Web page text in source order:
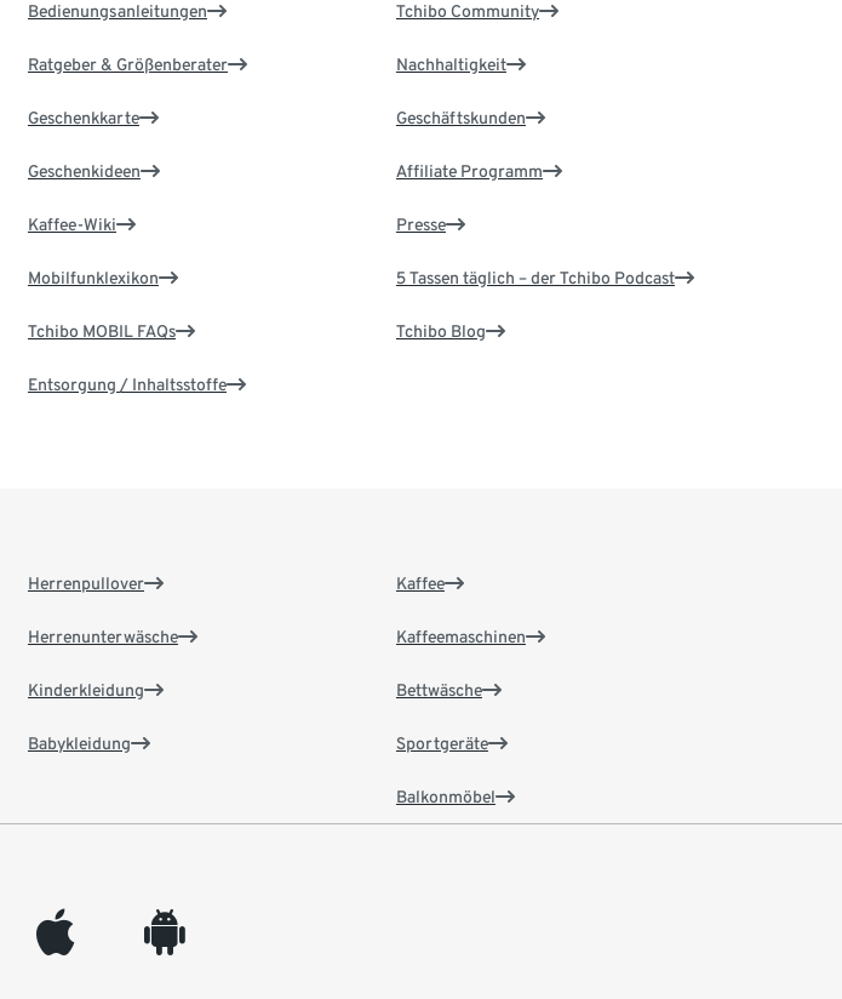
Bedienungsanleitungen
Ratgeber & Größenberater
Geschenkkarte
Geschenkideen
Kaffee-Wiki
Mobilfunklexikon
Tchibo MOBIL FAQs
Entsorgung / Inhaltsstoffe
Tchibo Community
Nachhaltigkeit
Geschäftskunden
Affiliate Programm
Presse
5 Tassen täglich – der Tchibo Podcast
Tchibo Blog
Herrenpullover
Herrenunterwäsche
Kinderkleidung
Babykleidung
Kaffee
Kaffeemaschinen
Bettwäsche
Sportgeräte
Balkonmöbel
appleinc android